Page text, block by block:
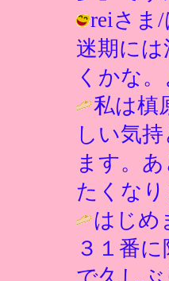
reiさま
迷期に
くかな
私は槙
しい気
ます。
たくな
はじめ
３１番